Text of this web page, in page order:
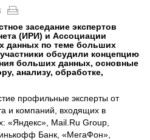
заседание экспертов
(ИРИ) и Ассоциации
данных по теме больших
обсудили концепцию
больших данных, основные
анализу, обработке,
профильные эксперты от
и компаний, входящих в
«Яндекс», Mail.Ru Group,
Банк, «МегаФон»,